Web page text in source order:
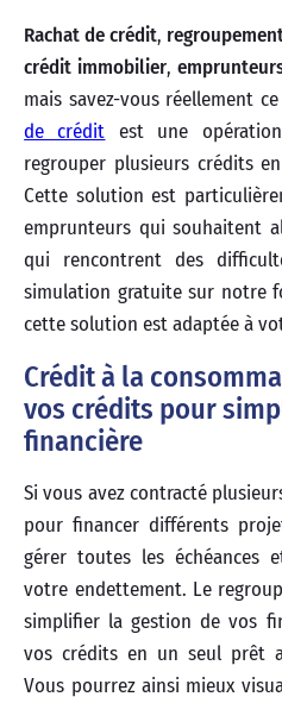
Rachat de crédit,
crédit immobilier,
mais savez-vous réellement
de crédit est une
regrouper plusieurs crédits
Cette solution est
emprunteurs qui souhaitent
qui rencontrent des
simulation gratuite sur notre
cette solution est adaptée à
Crédit à la
vos crédits pour
financière
Si vous avez contracté
pour financer différents
gérer toutes les échéances
votre endettement. Le
simplifier la gestion de vos
vos crédits en un seul prêt
Vous pourrez ainsi mieux